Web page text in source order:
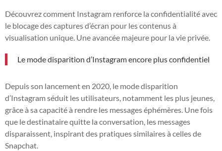
Découvrez comment Instagram renforce la confidentialité avec
le blocage des captures d’écran pour les contenus à
visualisation unique. Une avancée majeure pour la vie privée.
Le mode disparition d’Instagram encore plus confidentiel
Depuis son lancement en 2020, le mode disparition
d’Instagram séduit les utilisateurs, notamment les plus jeunes,
grâce à sa capacité à rendre les messages éphémères. Une fois
que le destinataire quitte la conversation, les messages
disparaissent, inspirant des pratiques similaires à celles de
Snapchat.